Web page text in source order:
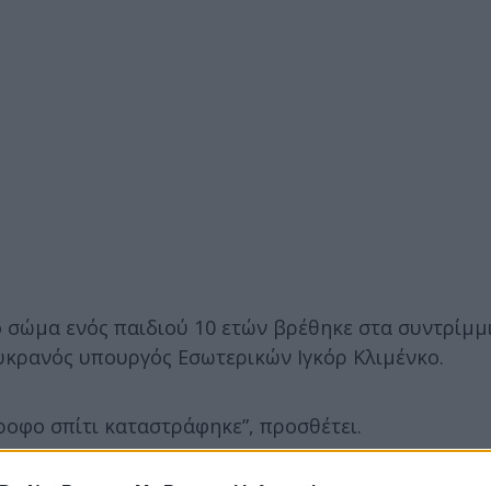
ενός παιδιού 10 ετών βρέθηκε στα
υπουργός Εσωτερικών Ιγκόρ Κλιμένκο.
σπίτι καταστράφηκε”, προσθέτει.